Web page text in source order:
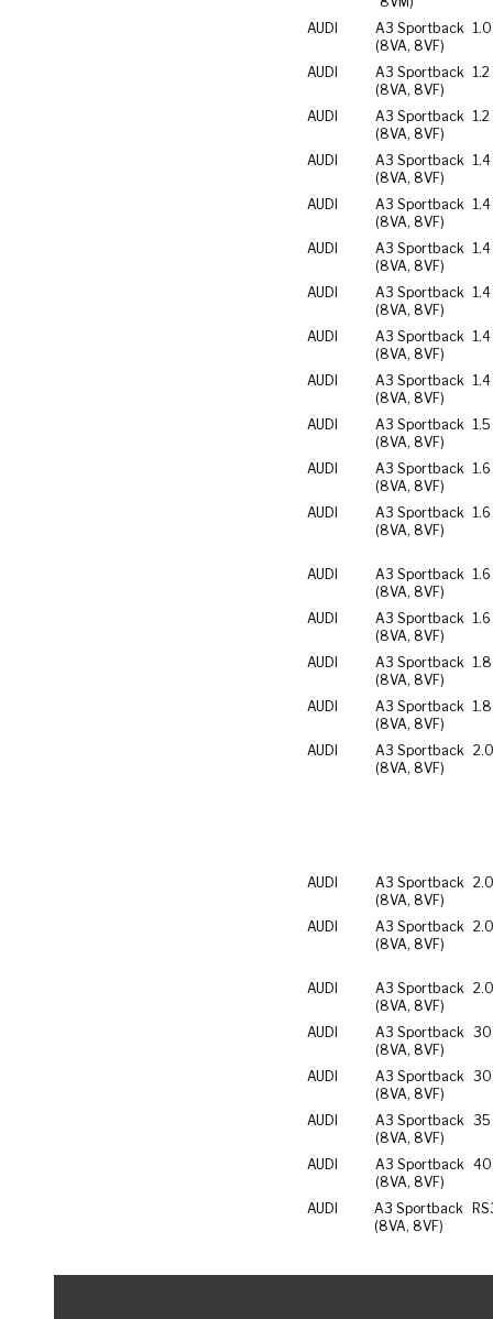
AUDI
A3 Sportback
(8VA, 8VF)
AUDI
A3 Sportback
(8VA, 8VF)
AUDI
A3 Sportback
(8VA, 8VF)
AUDI
A3 Sportback
(8VA, 8VF)
AUDI
A3 Sportback
(8VA, 8VF)
AUDI
A3 Sportback
(8VA, 8VF)
AUDI
A3 Sportback
(8VA, 8VF)
AUDI
A3 Sportback
(8VA, 8VF)
AUDI
A3 Sportback
(8VA, 8VF)
AUDI
A3 Sportback
(8VA, 8VF)
AUDI
A3 Sportback
(8VA, 8VF)
AUDI
A3 Sportback
(8VA, 8VF)
AUDI
A3 Sportback
(8VA, 8VF)
AUDI
A3 Sportback
(8VA, 8VF)
AUDI
A3 Sportback
(8VA, 8VF)
AUDI
A3 Sportback
(8VA, 8VF)
AUDI
A3 Sportback
(8VA, 8VF)
AUDI
A3 Sportback
(8VA, 8VF)
AUDI
A3 Sportback
(8VA, 8VF)
AUDI
A3 Sportback
(8VA, 8VF)
AUDI
A3 Sportback
(8VA, 8VF)
30
AUDI
A3 Sportback
(8VA, 8VF)
30
AUDI
A3 Sportback
(8VA, 8VF)
35
AUDI
A3 Sportback
(8VA, 8VF)
40
AUDI
A3 Sportback
(8VA, 8VF)